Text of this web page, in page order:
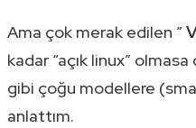
Ama çok merak edilen ”
kadar “açık linux”
gibi çoğu modellere
anlattım.